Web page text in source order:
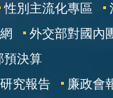
性別主流化專區
外交部對國內
預決算
究報告
廉政會